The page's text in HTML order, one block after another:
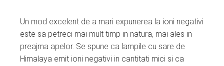
Un mod excelent de a mari expunerea la ioni negativi
este sa petreci mai mult timp in natura, mai ales in
preajma apelor. Se spune ca lampile cu sare de
Himalaya emit ioni negativi in cantitati mici si ca